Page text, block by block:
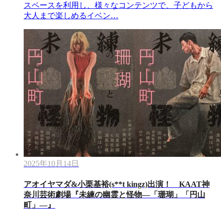
スペースを利用し、様々なコンテンツで、子どもから
大人まで楽しめるイベン…
2025年10月14日
アオイヤマダ&小栗基裕(s**t kingz)出演！ KAAT神
奈川芸術劇場『未練の幽霊と怪物―「珊瑚」「円山
町」―』